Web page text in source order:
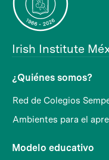
Irish Institute
¿Quiénes somos?
Red de Colegios
Ambientes para el
Modelo educativo